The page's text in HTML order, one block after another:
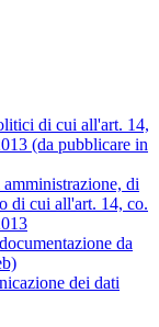
di cui all'art. 14,
(da pubblicare in
di
di cui all'art. 14, co.
da
dei dati